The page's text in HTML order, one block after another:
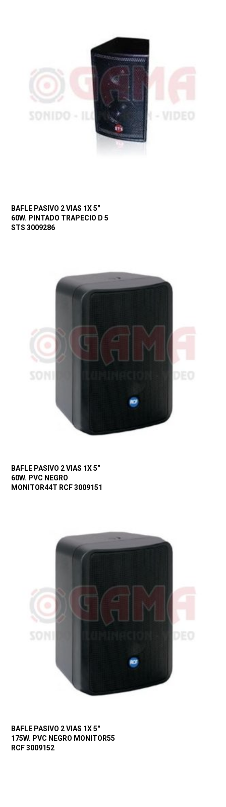
BAFLE PASIVO 2 VIAS 1X 5″
60W. PINTADO TRAPECIO D 5
STS 3009286
BAFLE PASIVO 2 VIAS 1X 5″
60W. PVC NEGRO
MONITOR44T RCF 3009151
BAFLE PASIVO 2 VIAS 1X 5″
175W. PVC NEGRO MONITOR55
RCF 3009152